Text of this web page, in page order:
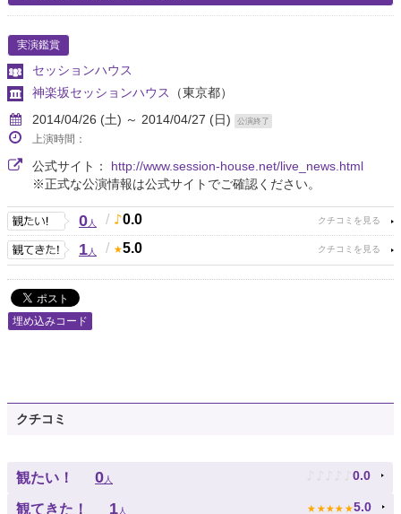
実演鑑賞
セッションハウス
神楽坂セッションハウス
（東京都）
2014/04/26 (土) ～ 2014/04/27 (日)
公演終了
上演時間：
公式サイト： http://www.session-house.net/live_news.html
※正式な公演情報は公式サイトでご確認ください。
0人 / 0.0
1人 / 5.0
埋め込みコード
クチコミ
観たい！ 0人 ♪ ♪ ♪ ♪ ♪ 0.0
観てきた！ 1人 ★ ★ ★ ★ ★ 5.0